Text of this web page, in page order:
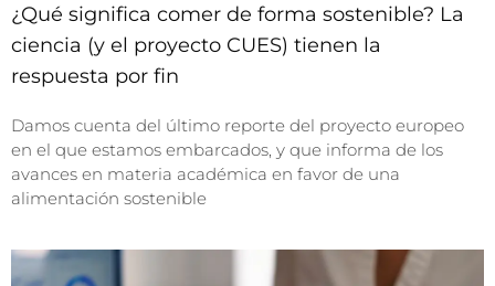
¿Qué significa comer de forma sostenible? La
ciencia (y el proyecto CUES) tienen la
respuesta por fin
Damos cuenta del último reporte del proyecto europeo
en el que estamos embarcados, y que informa de los
avances en materia académica en favor de una
alimentación sostenible